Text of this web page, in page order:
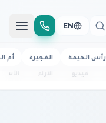
EN
رأس الخيمة الفجيرة
أم
فيديو الآراء